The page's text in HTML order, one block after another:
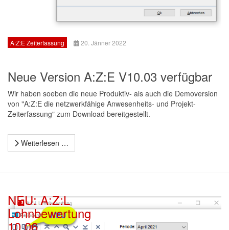
A:Z:E Zeiterfassung 20. Jänner 2022
Neue Version A:Z:E V10.03 verfügbar
Wir haben soeben die neue Produktiv- als auch die Demoversion
von "A:Z:E die netzwerkfähige Anwesenheits- und Projekt-
Zeiterfassung" zum Download bereitgestellt.
Weiterlesen …
NEU: A:Z:L
Lohnbewertung
10.06